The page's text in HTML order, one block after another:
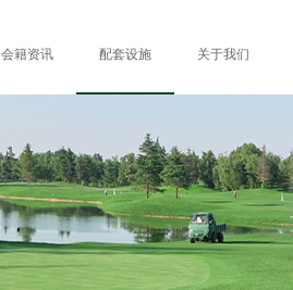
会籍资讯 配套设施 关于我们